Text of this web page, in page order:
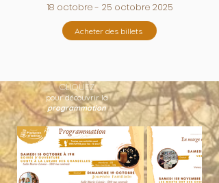
18 octobre - 25 octobre 2025
Acheter des billets
CLIQUEZ
pour découvrir la
programmation